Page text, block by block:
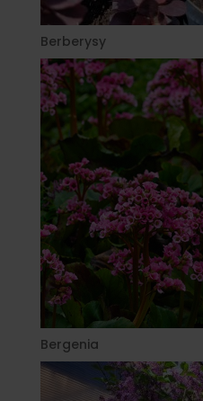
Berberysy
Bergenia